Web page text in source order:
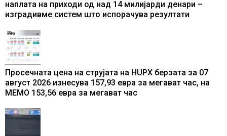
наплата на приходи од над 14 милијарди денари –
изградивме систем што испорачува резултати
Просечната цена на струјата на HUPX берзата за 07
август 2026 изнесува 157,93 евра за мегават час, на
МЕМО 153,56 евра за мегават час